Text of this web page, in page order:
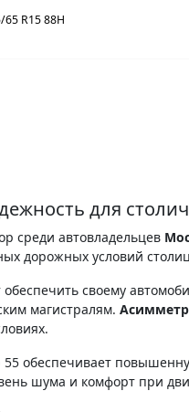
65 R15 88H
для
среди автовладельцев
дорожных условий
обеспечить своему
магистралям.
55 обеспечивает
шума и комфорт при